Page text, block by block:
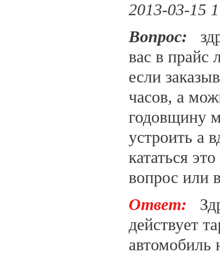
2013-03-15
Вопрос:
вас в прайс
если
часов, а
годовщину
устроить а
кататься
вопрос или
Ответ:
действует
автомобиль